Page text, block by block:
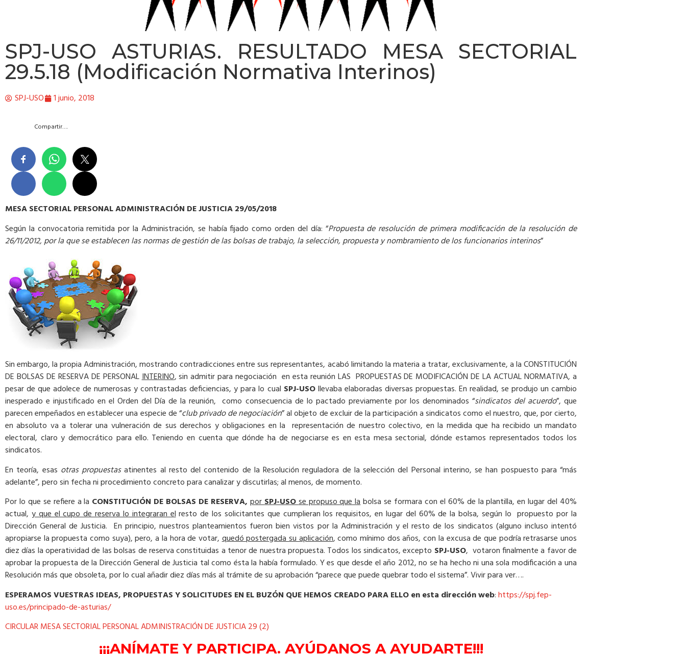
SPJ-USO ASTURIAS. RESULTADO MESA SECTORIAL
29.5.18 (Modificación Normativa Interinos)
SPJ-USO 1 junio, 2018
Compartir….
MESA SECTORIAL PERSONAL ADMINISTRACIÓN DE JUSTICIA 29/05/2018
Según la convocatoria remitida por la Administración, se había fijado como orden del día: “Propuesta de resolución de primera modificación de la resolución de
26/11/2012, por la que se establecen las normas de gestión de las bolsas de trabajo, la selección, propuesta y nombramiento de los funcionarios interinos”
Sin embargo, la propia Administración, mostrando contradicciones entre sus representantes, acabó limitando la materia a tratar, exclusivamente, a la CONSTITUCIÓN
DE BOLSAS DE RESERVA DE PERSONALINTERINO, sin admitir para negociación en esta reunión LAS PROPUESTAS DE MODIFICACIÓN DE LA ACTUAL NORMATIVA, a
pesar de que adolece de numerosas y contrastadas deficiencias, y para lo cual SPJ-USOllevaba elaboradas diversas propuestas. En realidad, se produjo un cambio
inesperado e injustificado en el Orden del Día de la reunión, como consecuencia de lo pactado previamente por los denominados “sindicatos del acuerdo”, que
parecen empeñados en establecer una especie de “club privado de negociación” al objeto de excluir de la participación a sindicatos como el nuestro, que, por cierto,
en absoluto va a tolerar una vulneración de sus derechos y obligaciones en la representación de nuestro colectivo, en la medida que ha recibido un mandato
electoral, claro y democrático para ello. Teniendo en cuenta que dónde ha de negociarse es en esta mesa sectorial, dónde estamos representados todos los
sindicatos.
En teoría, esas otras propuestasatinentes al resto del contenido de la Resolución reguladora de la selección del Personal interino, se han pospuesto para “más
adelante”, pero sin fecha ni procedimiento concreto para canalizar y discutirlas; al menos, de momento.
Por lo que se refiere a la CONSTITUCIÓN DE BOLSAS DE RESERVA, porSPJ-USOse propuso que labolsa se formara con el 60% de la plantilla, en lugar del 40%
actual, y que el cupo de reserva lo integraran elresto de los solicitantes que cumplieran los requisitos, en lugar del 60% de la bolsa, según lo propuesto por la
Dirección General de Justicia. En principio, nuestros planteamientos fueron bien vistos por la Administración y el resto de los sindicatos (alguno incluso intentó
apropiarse la propuesta como suya), pero, a la hora de votar,quedó postergada su aplicación, como mínimo dos años, con la excusa de que podría retrasarse unos
diez días la operatividad de las bolsas de reserva constituidas a tenor de nuestra propuesta. Todos los sindicatos, excepto SPJ-USO, votaron finalmente a favor de
aprobar la propuesta de la Dirección General de Justicia tal como ésta la había formulado. Y es que desde el año 2012, no se ha hecho ni una sola modificación a una
Resolución más que obsoleta, por lo cual añadir diez días más al trámite de su aprobación “parece que puede quebrar todo el sistema”. Vivir para ver….
ESPERAMOS VUESTRAS IDEAS, PROPUESTAS Y SOLICITUDES EN EL BUZÓN QUE HEMOS CREADO PARA ELLO en esta dirección web:https://spj.fep-
uso.es/principado-de-asturias/
CIRCULAR MESA SECTORIAL PERSONAL ADMINISTRACIÓN DE JUSTICIA 29 (2)
¡¡¡ANÍMATE Y PARTICIPA. AYÚDANOS A AYUDARTE!!!